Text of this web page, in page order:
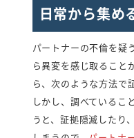
日常から集め
パートナーの不倫を疑
ら異変を感じ取ること
ら、次のような方法で
しかし、調べているこ
うと、証拠隠滅したり